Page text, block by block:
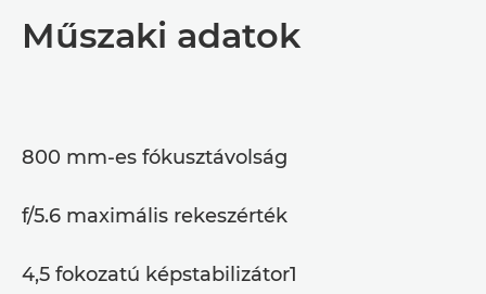
Műszaki adatok
800 mm-es fókusztávolság
f/5.6 maximális rekeszérték
4,5 fokozatú képstabilizátor1